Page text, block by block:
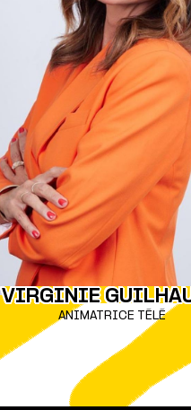
VIRGINIE
ANIMATRICE TÉLÉ